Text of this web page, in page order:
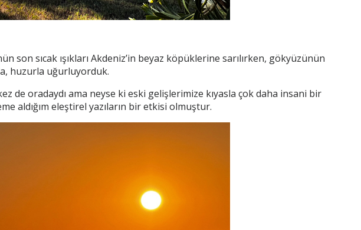
son sıcak ışıkları Akdeniz’in beyaz köpüklerine sarılırken, gökyüzünün
huzurla uğurluyorduk.
de oradaydı ama neyse ki eski gelişlerimize kıyasla çok daha insani bir
aldığım eleştirel yazıların bir etkisi olmuştur.